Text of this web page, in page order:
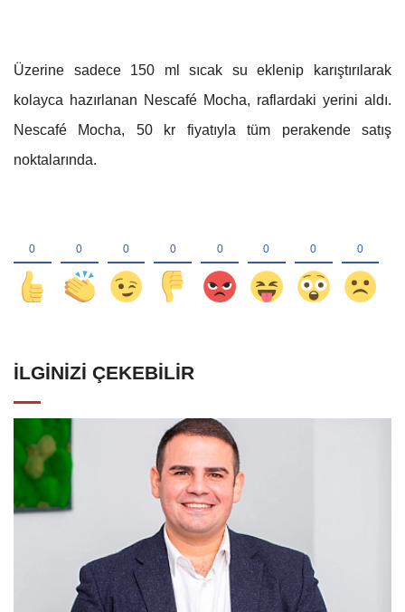
Üzerine sadece 150 ml sıcak su eklenip karıştırılarak
kolayca hazırlanan Nescafé Mocha, raflardaki yerini aldı.
Nescafé Mocha, 50 kr fiyatıyla tüm perakende satış
noktalarında.
İLGINIZI ÇEKEBILIR